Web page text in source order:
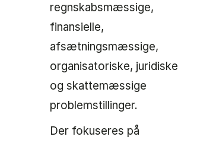
regnskabsmæssige,
finansielle,
afsætningsmæssige,
organisatoriske, juridiske
og skattemæssige
problemstillinger.
Der fokuseres på